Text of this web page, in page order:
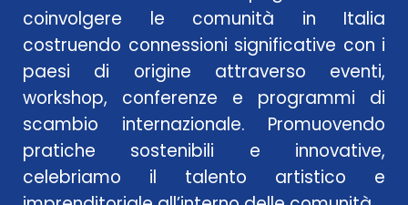
coinvolgere le comunità in Italia
costruendo connessioni significative con i
paesi di origine attraverso eventi,
workshop, conferenze e programmi di
scambio internazionale. Promuovendo
pratiche sostenibili e innovative,
celebriamo il talento artistico e